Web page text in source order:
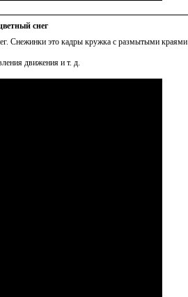
снег
Снежинки это кадры кружка с размытыми краями
движения и т. д.